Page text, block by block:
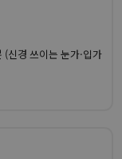
신경 쓰이는 눈가·입가